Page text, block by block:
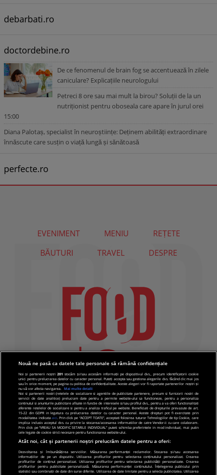
debarbati.ro
doctordebine.ro
De ce fenomenul de brain fog se accentuează în zilele
caniculare? Explicațiile neurologului
Petreci 8 ore sau mai mult la birou? Soluții de la un
nutriționist pentru oboseala care apare în jurul orei
15:00
Diana Palotaș, specialist în neuroștiințe: Deținem abilități extraordinare
înnăscute care susțin o viață lungă și sănătoasă
perfecte.ro
EVENIMENT MENIU
REȚETE
BĂUTURI
TRAVEL DESPRE
© 2019 PRO TV S.R.L |Politica de Cookie|Politica
de confidentialitate
Nouă ne pasă ca datele tale personale să rămână confidențiale
Noi și partenerii noștri201 stocăm și/sau accesăm informații pe dispozitivul dvs., precum identificatorii cookie
unici pentru prelucrarea datelor cu caracter personal. Puteți accepta sau gestiona alegerile dvs. făcând clic mai jos
sau în orice moment, pe pagina cu politica de confidențialitate. Aceste alegeri vor fi raportate partenerilor noștri și
nu vă vor afecta navigarea.
Mai multe detalii
Noi si partenerii nostri (retelele de socializare si agentiile de publicitate partenere, precum si furnizorii nostri de
servicii de date analitice) prelucram date pentru a permite website-ului sa functioneze, pentru a personaliza
continutul si anunturile publicitare afisate in functie de interesele si/sau profilul dvs., pentru a va oferi functionalitati
aferente retelelor de socializare si pentru a analiza traficul pe website. Beneficiati de drepturile prevazute de art.
15-22 din GDPR in legatura cu prelucrarea datelor cu caracter personal. Aceste drepturi pot fi exercitate prin
modalitatea indicata aici. Prin click pe “ACCEPT TOATE”, acceptati folosirea tuturor Tehnologiilor de tip Cookie, care
implica inclusiv acceptul dvs. cu privire la stocarea/accesarea informatiilor de catre Vendor-ii cu care colaboram.
Prin click pe “VREAU SA MODIFIC SETARILE INDIVIDUAL” puteti schimba preferintele in mod individual, mai putin
cele legate de cookie strict necesare pentru functionarea website-ului.
Atât noi, cât și partenerii noștri prelucrăm datele pentru a oferi:
Dezvoltarea și îmbunătățirea serviciilor. Măsurarea performanței reclamelor. Stocarea și/sau accesarea
informațiilor de pe un dispozitiv. Utilizarea profilurilor pentru selectarea conținutului personalizat. Crearea
profilurilor de conținut personalizat. Utilizarea profilurilor pentru selectarea publicității personalizate. Crearea
profilurilor pentru publicitate personalizată. Măsurarea performanței conținutului. Înțelegerea publicului prin
statistici sau combinații de date din surse diferite. Utilizarea de date limitate pentru a selecta publicitatea. Utilizarea